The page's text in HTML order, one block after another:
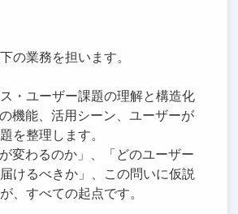
の業務を担います。
・ユーザー課題の理解と構造化
機能、活用シーン、ユーザーが
を整理します。
変わるのか」、「どのユーザー
けるべきか」、この問いに仮説
、すべての起点です。